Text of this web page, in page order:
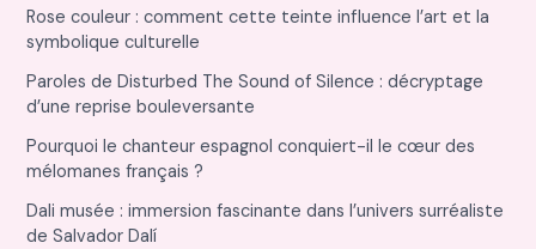
Rose couleur : comment cette teinte influence l’art et la
symbolique culturelle
Paroles de Disturbed The Sound of Silence : décryptage
d’une reprise bouleversante
Pourquoi le chanteur espagnol conquiert-il le cœur des
mélomanes français ?
Dali musée : immersion fascinante dans l’univers surréaliste
de Salvador Dalí